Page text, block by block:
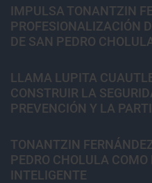
IMPULSA TONANTZIN
PROFESIONALIZACIÓN
DE SAN PEDRO
LLAMA LUPITA
CONSTRUIR LA
PREVENCIÓN Y LA
TONANTZIN
PEDRO CHOLULA COMO
INTELIGENTE